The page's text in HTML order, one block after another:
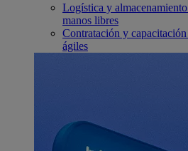
Logística y almacenamiento
manos libres
Contratación y capacitación
ágiles